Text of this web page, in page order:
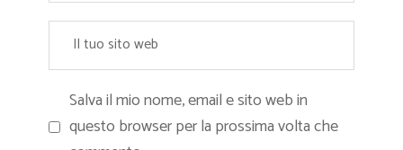
Salva il mio nome, email e sito web in
questo browser per la prossima volta che